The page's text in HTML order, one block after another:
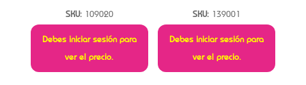
SKU: 109020
Debes iniciar sesión para
ver el precio.
SKU: 139001
Debes iniciar sesión para
ver el precio.